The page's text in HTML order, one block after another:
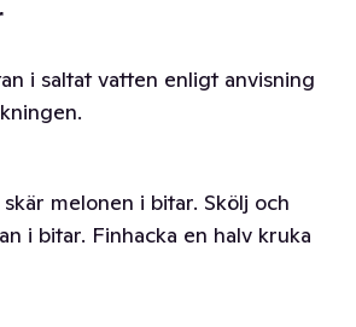
i saltat vatten enligt anvisning
skär melonen i bitar. Skölj och
i bitar. Finhacka en halv kruka